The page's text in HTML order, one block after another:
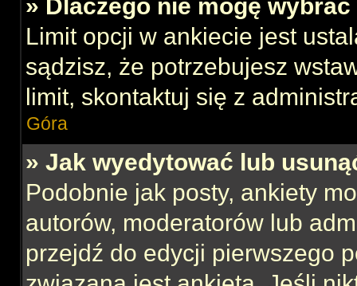
» Dlaczego nie mogę
Limit opcji w ankiecie jest
sądzisz, że potrzebujesz
limit, skontaktuj się z
Góra
» Jak wyedytować lub
Podobnie jak posty, ankiety
autorów, moderatorów lub
przejdź do edycji pierwszego